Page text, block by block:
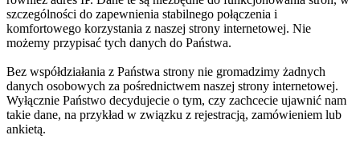
szczególności do zapewnienia stabilnego połączenia i
komfortowego korzystania z naszej strony internetowej. Nie
możemy przypisać tych danych do Państwa.
Bez współdziałania z Państwa strony nie gromadzimy żadnych
danych osobowych za pośrednictwem naszej strony internetowej.
Wyłącznie Państwo decydujecie o tym, czy zachcecie ujawnić nam
takie dane, na przykład w związku z rejestracją, zamówieniem lub
ankietą.